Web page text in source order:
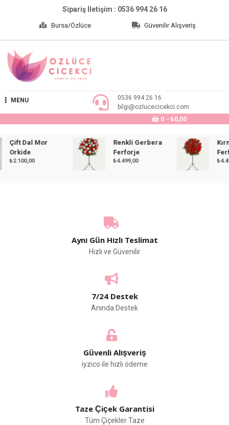
Sipariş İletişim : 0536 994 26 16
Bursa/Özlüce Güvenilir Alışveriş
Özlüce Çiçekçi
MENU
0536 994 26 16
bilgi@ozlucecicekci.com
0
₺0,00
Dal Mor
2.100,00
Renkli Gerbera
Ferforje
4.499,00
Aynı Gün Hızlı Teslimat
Hızlı ve Güvenilir
7/24 Destek
Anında Destek
Güvenli Alışveriş
iyzico ile hızlı ödeme
Taze Çiçek Garantisi
Tüm Çiçekler Taze